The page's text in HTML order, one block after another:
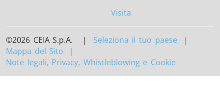
Visita
©2026 CEIA S.p.A. | Seleziona il tuo paese |
Mappa del Sito |
Note legali, Privacy, Whistleblowing e Cookie